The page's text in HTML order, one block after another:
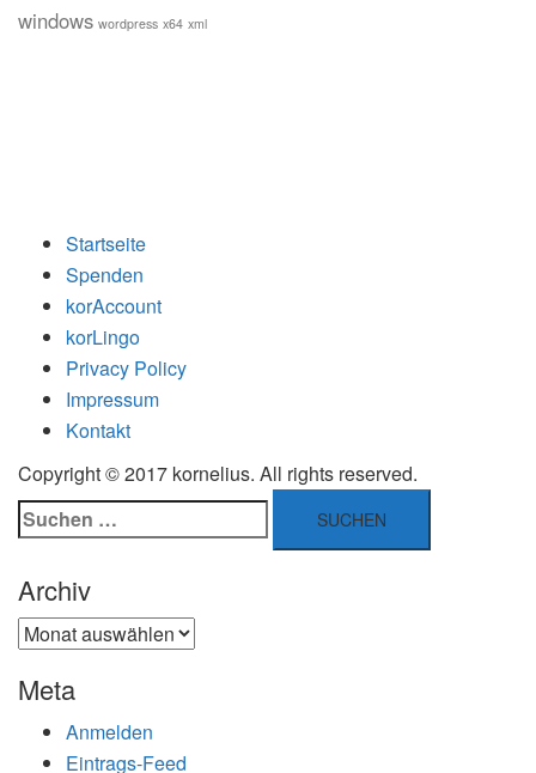
windows wordpress x64 xml
Startseite
Spenden
korAccount
korLingo
Privacy Policy
Impressum
Kontakt
Copyright © 2017 kornelius. All rights reserved.
Suchen
nach:
Archiv
Archiv
Meta
Anmelden
Eintrags-Feed